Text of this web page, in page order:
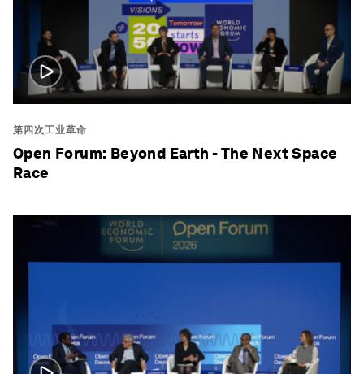
第四次工业革命
Open Forum: Beyond Earth - The Next Space
Race